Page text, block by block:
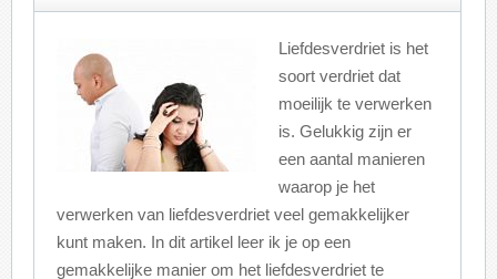
Liefdesverdriet is het
soort verdriet dat
moeilijk te verwerken
is. Gelukkig zijn er
een aantal manieren
waarop je het
verwerken van liefdesverdriet veel gemakkelijker
kunt maken. In dit artikel leer ik je op een
gemakkelijke manier om het liefdesverdriet te